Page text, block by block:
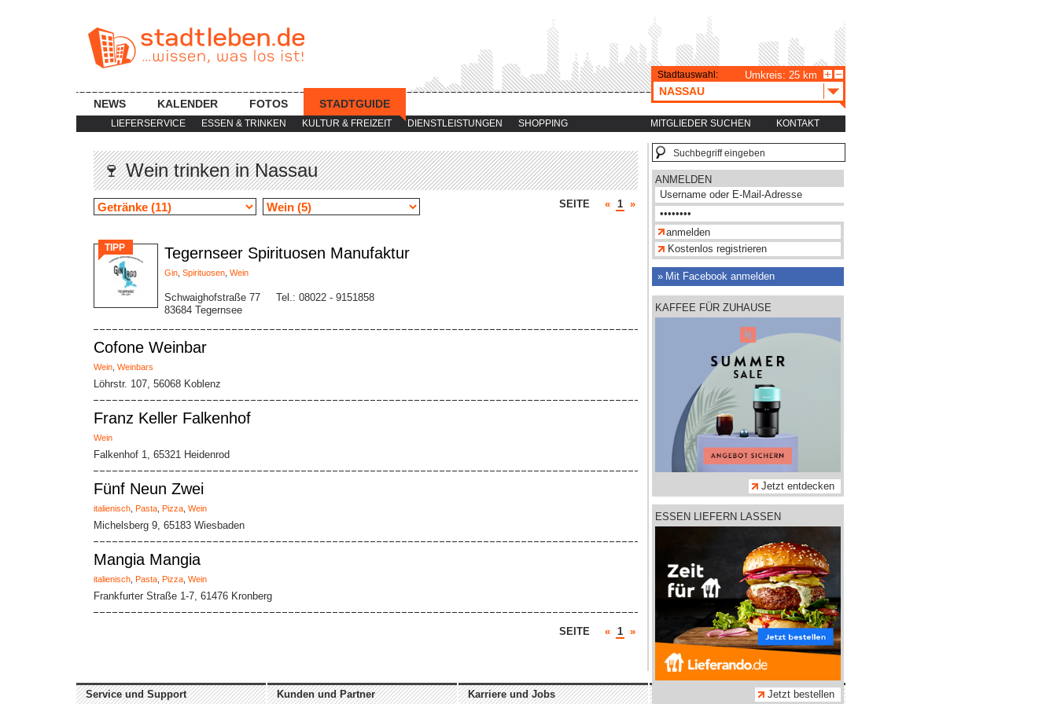
LIEFERSERVICE ESSEN & TRINKEN KULTUR & FREIZEIT DIENSTLEISTUNGEN SHOPPING MITGLIEDER SUCHEN KONTAKT
NEWS KALENDER FOTOS STADTGUIDE
Stadtauswahl: Umkreis: 25 km
NASSAU
🍷 Wein trinken in Nassau
SEITE « 1 »
TIPP Tegernseer Spirituosen Manufaktur
Gin Spirituosen Wein
Schwaighofstraße 77
83684 Tegernsee
Tel.: 08022 - 9151858
Cofone Weinbar
Wein Weinbars
Löhrstr. 107, 56068 Koblenz
Franz Keller Falkenhof
Wein
Falkenhof 1, 65321 Heidenrod
Fünf Neun Zwei
italienisch Pasta Pizza Wein
Michelsberg 9, 65183 Wiesbaden
Mangia Mangia
italienisch Pasta Pizza Wein
Frankfurter Straße 1-7, 61476 Kronberg
SEITE « 1 »
ANMELDEN
Kostenlos registrieren
Mit Facebook anmelden
KAFFEE FÜR ZUHAUSE
Jetzt entdecken
ESSEN LIEFERN LASSEN
Jetzt bestellen
Service und Support Kunden und Partner Karriere und Jobs